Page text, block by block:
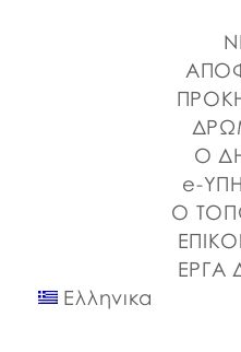
Ο
e-
Ο
ΕΡΓΑ
Ελληνικα